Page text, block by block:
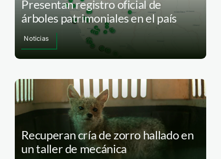
Presentan registro oficial de
árboles patrimoniales en el país
Noticias
Recuperan cría de zorro hallado en
un taller de mecánica